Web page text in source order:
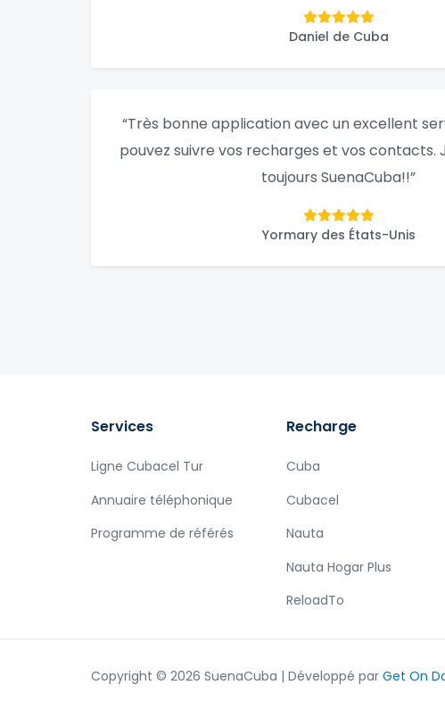
Daniel de Cuba
“Très bonne application avec un excellent
pouvez suivre vos recharges et vos contacts.
toujours SuenaCuba!!”
Yormary des États-Unis
Services
Ligne Cubacel Tur
Annuaire téléphonique
Programme de référés
Recharge
Cuba
Cubacel
Nauta
Nauta Hogar Plus
ReloadTo
Copyright © 2026 SuenaCuba | Développé par Get On